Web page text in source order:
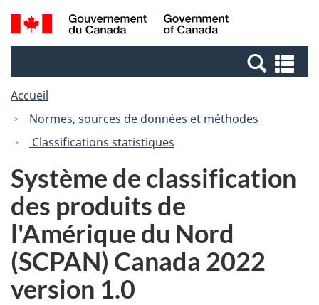
Passer
au
Passer
à
Canada
Recherche
et
et
Accueil
Normes, sources de données et méthodes
Classifications statistiques
Système de classification
des produits de
l'Amérique du Nord
(SCPAN) Canada 2022
version 1.0